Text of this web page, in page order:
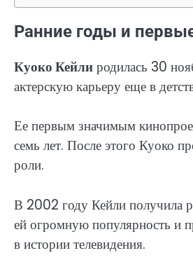
Ранние годы и
Куоко Кейлиродилась 30
актерскую карьеру еще в
Ее первым значимым
семь лет. После этого Куоко
роли.
В 2002 году Кейли получила
ей огромную популярность и
в истории телевидения.